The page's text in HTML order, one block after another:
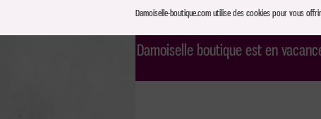
Damoiselle-boutique.com utilise des cookies pour vous
Damoiselle boutique est en